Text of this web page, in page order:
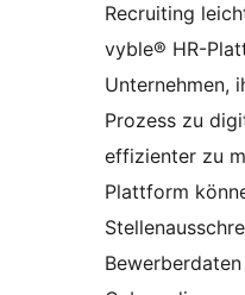
Recruiting
vyble® HR-
Unternehmen,
Prozess zu
effizienter zu
Plattform